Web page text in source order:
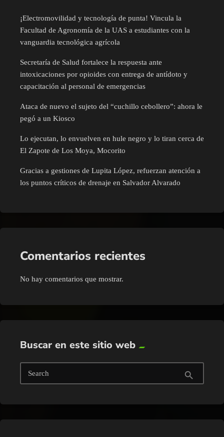
¡Electromovilidad y tecnología de punta! Vincula la
Facultad de Agronomía de la UAS a estudiantes con la
vanguardia tecnológica agrícola
Secretaría de Salud fortalece la respuesta ante
intoxicaciones por opioides con entrega de antídoto y
capacitación al personal de emergencias
Ataca de nuevo el sujeto del “cuchillo cebollero”: ahora le
pegó a un Kiosco
Lo ejecutan, lo envuelven en hule negro y lo tiran cerca de
El Zapote de Los Moya, Mocorito
Gracias a gestiones de Lupita López, refuerzan atención a
los puntos críticos de drenaje en Salvador Alvarado
Comentarios recientes
No hay comentarios que mostrar.
Buscar en este sitio web
Search search